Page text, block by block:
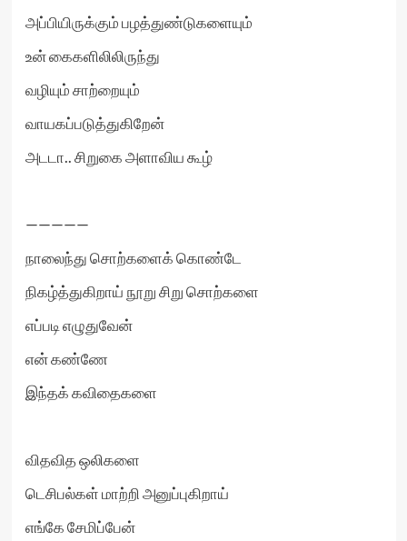
அப்பியிருக்கும் பழத்துண்டுகளையும்
உன் கைகளிலிலிருந்து
வழியும் சாற்றையும்
வாயகப்படுத்துகிறேன்
அடடா.. சிறுகை அளாவிய கூழ்
—————
நாலைந்து சொற்களைக் கொண்டே
நிகழ்த்துகிறாய் நூறு சிறு சொற்களை
எப்படி எழுதுவேன்
என் கண்ணே
இந்தக் கவிதைகளை
விதவித ஒலிகளை
டெசிபல்கள் மாற்றி அனுப்புகிறாய்
எங்கே சேமிப்பேன்